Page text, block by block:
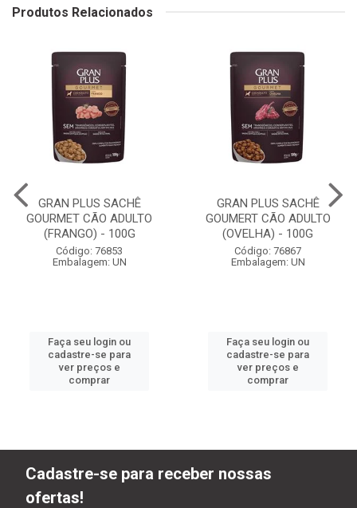
Produtos Relacionados
GRAN PLUS SACHÊ
GOURMET CÃO ADULTO
(FRANGO) - 100G
Código: 76853
Embalagem: UN
Faça seu login ou
cadastre-se para
ver preços e
comprar
GRAN PLUS SACHÊ
GOUMERT CÃO ADULTO
(OVELHA) - 100G
Código: 76867
Embalagem: UN
Faça seu login ou
cadastre-se para
ver preços e
comprar
Cadastre-se para receber nossas
ofertas!